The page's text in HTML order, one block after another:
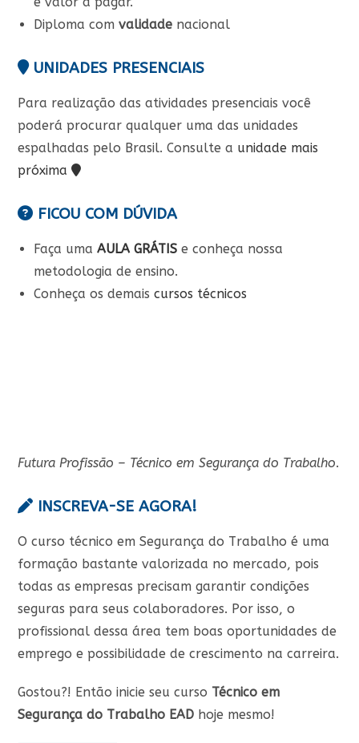
Diploma comvalidade nacional
UNIDADES PRESENCIAIS
Para realização das atividades presenciais você
poderá procurar qualquer uma das unidades
espalhadas pelo Brasil. Consulte a unidade mais
próxima
FICOU COM DÚVIDA
Faça umaAULA GRÁTIS e conheça nossa
metodologia de ensino.
Conheça os demaiscursos técnicos
Futura Profissão – Técnico em Segurança do Trabalho.
INSCREVA-SE AGORA!
O curso técnico em Segurança do Trabalho é uma
formação bastante valorizada no mercado, pois
todas as empresas precisam garantir condições
seguras para seus colaboradores. Por isso, o
profissional dessa área tem boas oportunidades de
emprego e possibilidade de crescimento na carreira.
Gostou?! Então inicie seu curso Técnico em
Segurança do Trabalho EAD hoje mesmo!